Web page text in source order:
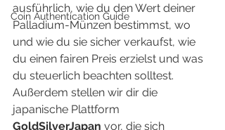
Coin Authentication Guide
ausführlich, wie du den Wert deiner
Palladium-Münzen bestimmst, wo
und wie du sie sicher verkaufst, wie
du einen fairen Preis erzielst und was
du steuerlich beachten solltest.
Außerdem stellen wir dir die
japanische Plattform
GoldSilverJapan vor, die sich